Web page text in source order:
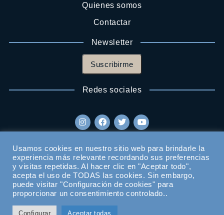
Quienes somos
Contactar
Newsletter
Suscribirme
Redes sociales
Usamos cookies en nuestro sitio web para brindarle la
experiencia más relevante recordando sus preferencias
y visitas repetidas. Al hacer clic en "Aceptar todo",
acepta el uso de TODAS las cookies. Sin embargo,
puede visitar "Configuración de cookies" para
proporcionar un consentimiento controlado..
Configurar Aceptar todas